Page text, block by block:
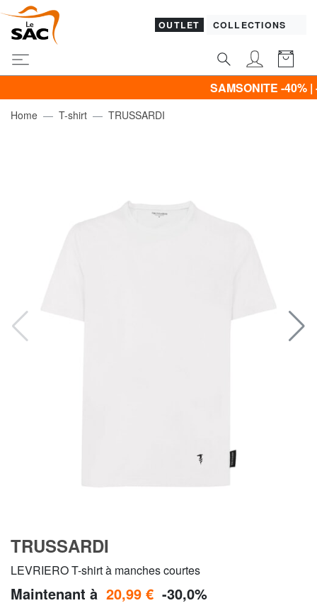
OUTLET COLLECTIONS
SAMSONITE -40% | -
Home T-shirt TRUSSARDI
TRUSSARDI
LEVRIERO T-shirt à manches courtes
Maintenant à 20,99 € -30,0%